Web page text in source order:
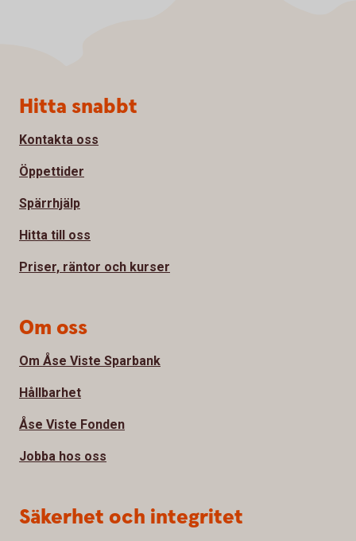
Sidfot
Hitta snabbt
Kontakta oss
Öppettider
Spärrhjälp
Hitta till oss
Priser, räntor och kurser
Om oss
Om Åse Viste Sparbank
Hållbarhet
Åse Viste Fonden
Jobba hos oss
Säkerhet och integritet